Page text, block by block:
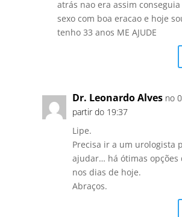
atrás nao era assim conseguia
sexo com boa eracao e hoje
tenho 33 anos ME AJUDE
Dr. Leonardo Alves no
partir do 19:37
Lipe.
Precisa ir a um urologista
ajudar… há ótimas opções
nos dias de hoje.
Abraços.